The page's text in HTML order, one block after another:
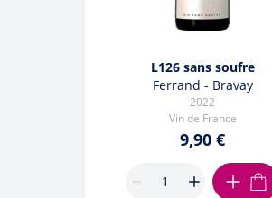
L126 sans soufre
Ferrand - Bravay
2022
Vin de France
9,90 €